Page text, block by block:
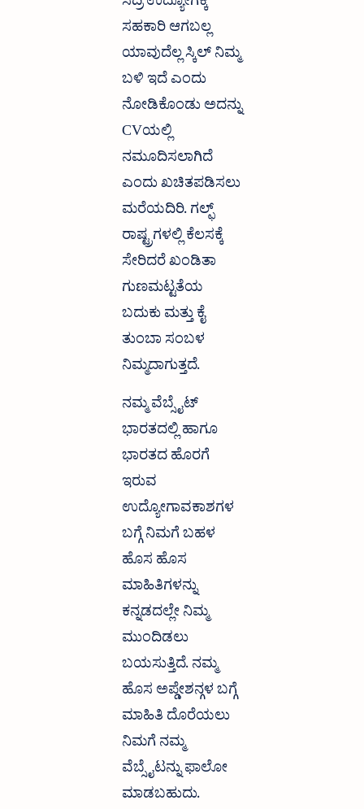
ಸಹಕಾರಿ ಆಗಬಲ್ಲ
ಯಾವುದೆಲ್ಲ ಸ್ಕಿಲ್ ನಿಮ್ಮ
ಬಳಿ ಇದೆ ಎಂದು
ನೋಡಿಕೊಂಡು ಅದನ್ನು
CVಯಲ್ಲಿ
ನಮೂದಿಸಲಾಗಿದೆ
ಎಂದು ಖಚಿತಪಡಿಸಲು
ಮರೆಯದಿರಿ. ಗಲ್ಫ್
ರಾಷ್ಟ್ರಗಳಲ್ಲಿ ಕೆಲಸಕ್ಕೆ
ಸೇರಿದರೆ ಖಂಡಿತಾ
ಗುಣಮಟ್ಟತೆಯ
ಬದುಕು ಮತ್ತು ಕೈ
ತುಂಬಾ ಸಂಬಳ
ನಿಮ್ಮದಾಗುತ್ತದೆ.
ನಮ್ಮ ವೆಬ್ಸೈಟ್
ಭಾರತದಲ್ಲಿ ಹಾಗೂ
ಭಾರತದ ಹೊರಗೆ
ಇರುವ
ಉದ್ಯೋಗಾವಕಾಶಗಳ
ಬಗ್ಗೆ ನಿಮಗೆ ಬಹಳ
ಹೊಸ ಹೊಸ
ಮಾಹಿತಿಗಳನ್ನು
ಕನ್ನಡದಲ್ಲೇ ನಿಮ್ಮ
ಮುಂದಿಡಲು
ಬಯಸುತ್ತಿದೆ. ನಮ್ಮ
ಹೊಸ ಅಪ್ಡೇಶನ್ಗಳ ಬಗ್ಗೆ
ಮಾಹಿತಿ ದೊರೆಯಲು
ನಿಮಗೆ ನಮ್ಮ
ವೆಬ್ಸೈಟನ್ನು ಫಾಲೋ
ಮಾಡಬಹುದು.